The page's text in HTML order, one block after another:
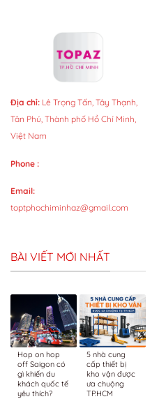
Địa chỉ: Lê Trọng Tấn, Tây Thạnh,
Tân Phú, Thành phố Hồ Chí Minh,
Việt Nam
Phone :
Email:
toptphochiminhaz@gmail.com
BÀI VIẾT MỚI NHẤT
Hop on hop
off Saigon có
gì khiến du
khách quốc tế
yêu thích?
5 nhà cung
cấp thiết bị
kho vận được
ưa chuộng
TP.HCM